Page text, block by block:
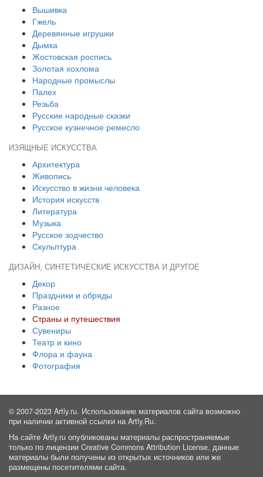
Вышивка
Гжель
Деревянные игрушки
Дымка
Жостовская роспись
Золотая хохлома
Народные промыслы
Палех
Резьба
Русские народные сказки
Русское кузнечное ремесло
ИЗЯЩНЫЕ ИСКУССТВА
Архитектура
Живопись
Искусство в жизни человека
История искусств
Литература
Музыка
Русское зодчество
Скульптура
ДИЗАЙН, СИНТЕТИЧЕСКИЕ ИСКУССТВА И ДРУГОЕ
Декор
Праздники и обряды
Разное
Страны и путешествия
Сувениры
Театр и кино
Флора и фауна
Фотография
© 2007-2023 Artly.ru. Использование материалов сайта возможно
при наличии активной ссылки на Artly.Ru.
На сайте Artly.ru опубликованы материалы распространяемые
только по лицензии Creative Commons Attribution License, данные
материалы были получены из открытых источников или же
размещены посетителями сайта.